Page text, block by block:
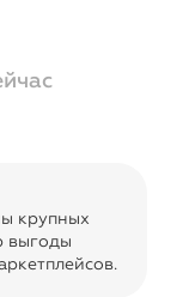
крупных
выгоды
.